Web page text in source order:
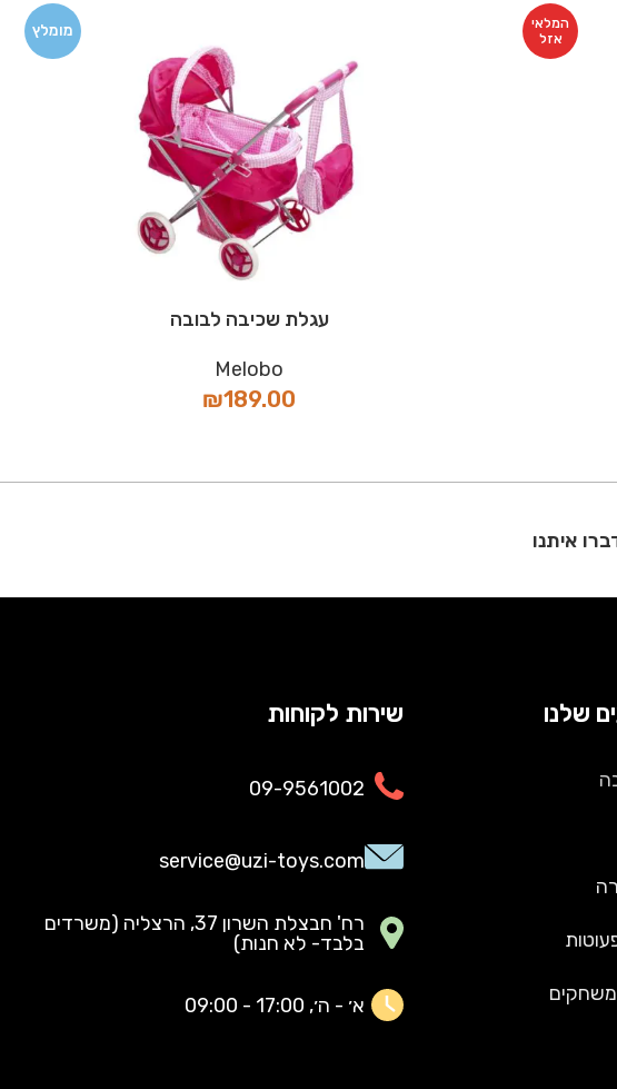
המלאי
אזל
מומלץ
עגלת שכיבה לבובה
Melobo
₪189.00
איתנו
שלנו שירות לקוחות
09-9561002
service@uzi-toys.com
רח' חבצלת השרון 37, הרצליה (משרדים
בלבד- לא חנות)
א׳ - ה׳, 17:00 - 09:00